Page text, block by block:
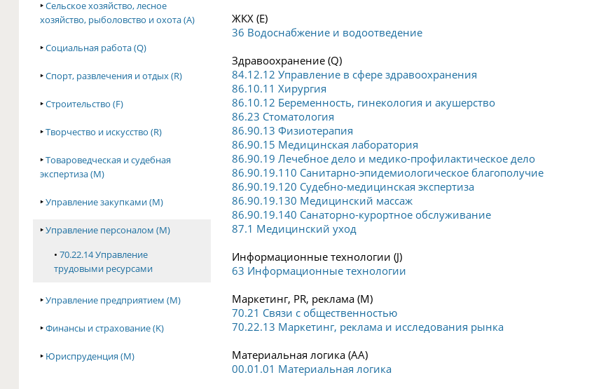
‣Сельское хозяйство, лесное
хозяйство, рыболовство и охота (A)
‣Социальная работа (Q)
‣Спорт, развлечения и отдых (R)
‣Строительство (F)
‣Творчество и искусство (R)
‣Товароведческая и судебная
экспертиза (M)
‣Управление закупками (M)
‣Управление персоналом (M)
• 70.22.14 Управление
трудовыми ресурсами
‣Управление предприятием (M)
‣Финансы и страхование (K)
‣ Юриспруденция (M)
ЖКХ (E)
36 Водоснабжение и водоотведение
Здравоохранение (Q)
84.12.12 Управление в сфере здравоохранения
86.10.11 Хирургия
86.10.12 Беременность, гинекология и акушерство
86.23 Стоматология
86.90.13 Физиотерапия
86.90.15 Медицинская лаборатория
86.90.19 Лечебное дело и медико-профилактическое дело
86.90.19.110 Санитарно-эпидемиологическое благополучие
86.90.19.120 Судебно-медицинская экспертиза
86.90.19.130 Медицинский массаж
86.90.19.140 Санаторно-курортное обслуживание
87.1 Медицинский уход
Информационные технологии (J)
63 Информационные технологии
Маркетинг, PR, реклама (M)
70.21 Связи с общественностью
70.22.13 Маркетинг, реклама и исследования рынка
Материальная логика (AA)
00.01.01 Материальная логика